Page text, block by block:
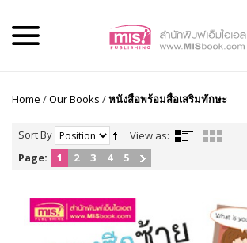
Home /Our Books /หนังสือพร้อมสื่อเสริมทักษะ
Sort By
View as:
Page:
1 2 3 4 5